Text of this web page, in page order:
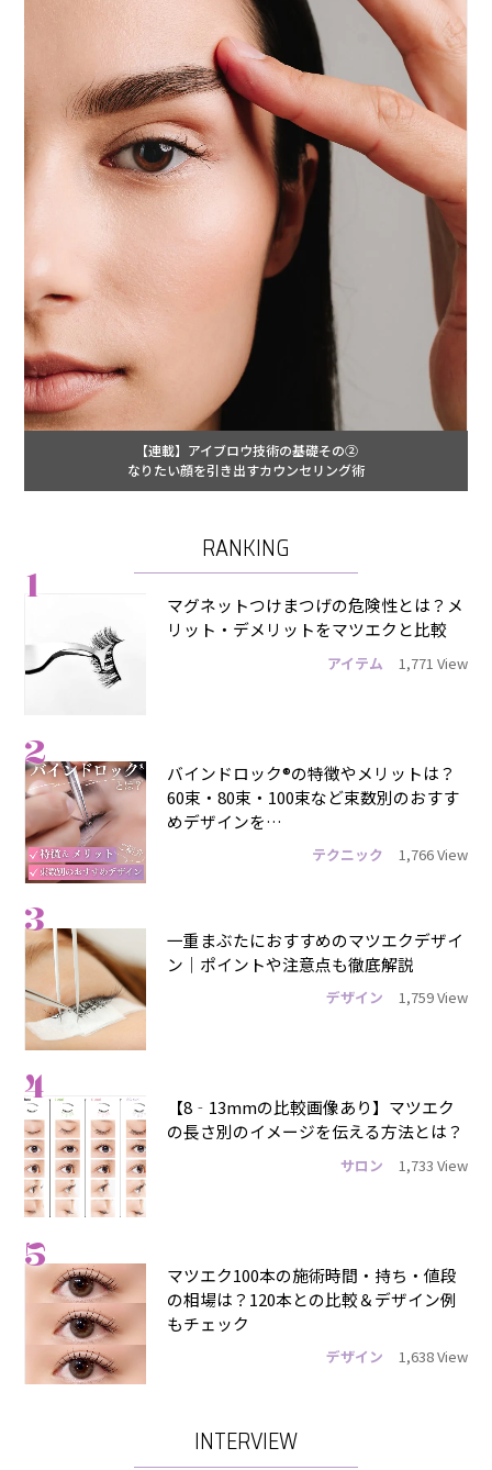
【連載】アイブロウ技術の基礎その②
なりたい顔を引き出すカウンセリング術
RANKING
1
マグネットつけまつげの危険性とは？メ
リット・デメリットをマツエクと比較
アイテム 1,771 View
2
バインドロック®の特徴やメリットは？
60束・80束・100束など束数別のおすす
めデザインを…
テクニック 1,766 View
3
一重まぶたにおすすめのマツエクデザイ
ン｜ポイントや注意点も徹底解説
デザイン 1,759 View
4
【8‐13mmの比較画像あり】マツエク
の長さ別のイメージを伝える方法とは？
サロン 1,733 View
5
マツエク100本の施術時間・持ち・値段
の相場は？120本との比較＆デザイン例
もチェック
デザイン 1,638 View
INTERVIEW